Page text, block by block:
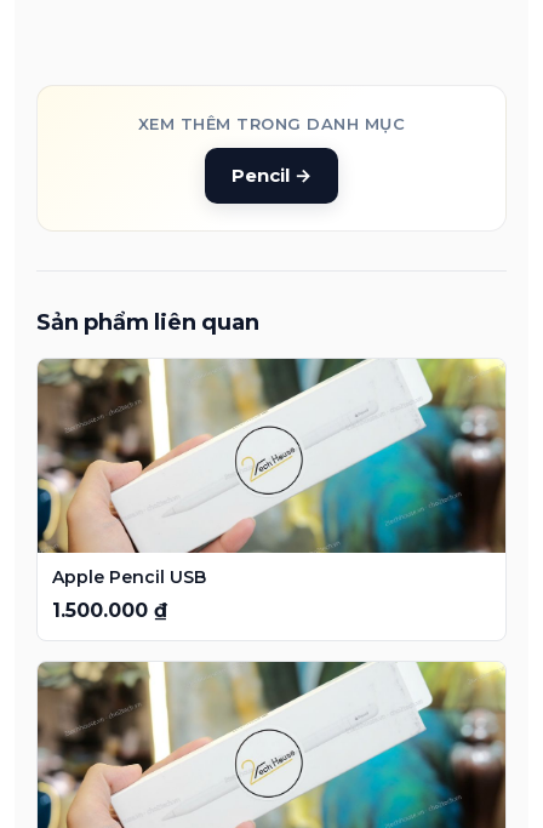
XEM THÊM TRONG DANH MỤC
Pencil →
Sản phẩm liên quan
Apple Pencil USB
1.500.000 ₫